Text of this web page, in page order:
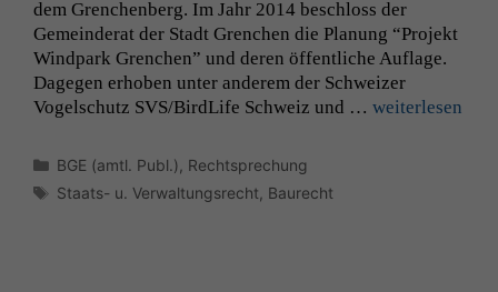
dem Grenchen­berg. Im Jahr 2014 beschloss der
Gemein­der­at der Stadt Grenchen die Pla­nung “Pro­jekt
Wind­park Grenchen” und deren öffentliche Auflage.
Dage­gen erhoben unter anderem der Schweiz­er
Vogelschutz SVS/BirdLife Schweiz und … weit­er­lesen
Kategorien
BGE (amtl. Publ.) Rechtsprechung
Schlagwörter
Staats- u. Verwaltungsrecht Baurecht